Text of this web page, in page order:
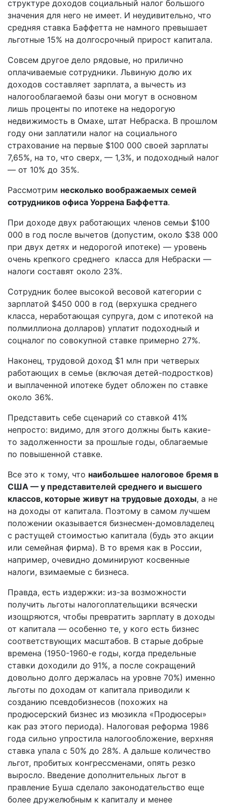
структуре доходов социальный налог большого
значения для него не имеет. И неудивительно, что
средняя ставка Баффетта не намного превышает
льготные 15% на долгосрочный прирост капитала.
Совсем другое дело рядовые, но прилично
оплачиваемые сотрудники. Львиную долю их
доходов составляет зарплата, а вычесть из
налогооблагаемой базы они могут в основном
лишь проценты по ипотеке на недорогую
недвижимость в Омахе, штат Небраска. В прошлом
году они заплатили налог на социального
страхование на первые $100 000 своей зарплаты
7,65%, на то, что сверх, — 1,3%, и подоходный налог
— от 10% до 35%.
Рассмотрим несколько воображаемых семей
сотрудников офиса Уоррена Баффетта.
При доходе двух работающих членов семьи $100
000 в год после вычетов (допустим, около $38 000
при двух детях и недорогой ипотеке) — уровень
очень крепкого среднего класса для Небраски —
налоги составят около 23%.
Сотрудник более высокой весовой категории с
зарплатой $450 000 в год (верхушка среднего
класса, неработающая супруга, дом с ипотекой на
полмиллиона долларов) уплатит подоходный и
соцналог по совокупной ставке примерно 27%.
Наконец, трудовой доход $1 млн при четверых
работающих в семье (включая детей-подростков)
и выплаченной ипотеке будет обложен по ставке
около 36%.
Представить себе сценарий со ставкой 41%
непросто: видимо, для этого должны быть какие-
то задолженности за прошлые годы, облагаемые
по повышенной ставке.
Все это к тому, что наибольшее налоговое бремя в
США — у представителей среднего и высшего
классов, которые живут на трудовые доходы, а не
на доходы от капитала. Поэтому в самом лучшем
положении оказывается бизнесмен-домовладелец
с растущей стоимостью капитала (будь это акции
или семейная фирма). В то время как в России,
например, очевидно доминируют косвенные
налоги, взимаемые с бизнеса.
Правда, есть издержки: из-за возможности
получить льготы налогоплательщики всячески
изощряются, чтобы превратить зарплату в доходы
от капитала — особенно те, у кого есть бизнес
соответствующих масштабов. В старые добрые
времена (1950-1960-е годы, когда предельные
ставки доходили до 91%, а после сокращений
довольно долго держалась на уровне 70%) именно
льготы по доходам от капитала приводили к
созданию псевдобизнесов (похожих на
продюсерский бизнес из мюзикла «Продюсеры»
как раз этого периода). Налоговая реформа 1986
года сильно упростила налогообложение, верхняя
ставка упала с 50% до 28%. А дальше количество
льгот, пробитых конгрессменами, опять резко
выросло. Введение дополнительных льгот в
правление Буша сделало законодательство еще
более дружелюбным к капиталу и менее